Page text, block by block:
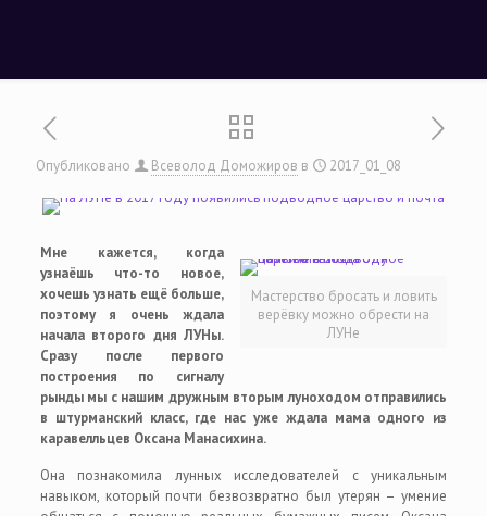
Опубликовано Всеволод Доможиров в 2017_01_08
Мастерство бросать и ловить
верёвку можно обрести на
ЛУНе
Мне кажется, когда
узнаёшь что-то новое,
хочешь узнать ещё больше,
поэтому я очень ждала
начала второго дня ЛУНы.
Сразу после первого
построения по сигналу
рынды мы с нашим дружным вторым луноходом отправились
в штурманский класс, где нас уже ждала мама одного из
каравелльцев Оксана Манасихина.
Она познакомила лунных исследователей с уникальным
навыком, который почти безвозвратно был утерян – умение